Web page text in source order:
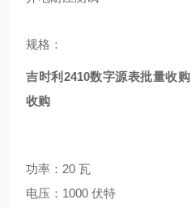
规格：
吉时利2410数字源表批量收购
收购
功率：20 瓦
电压：1000 伏特